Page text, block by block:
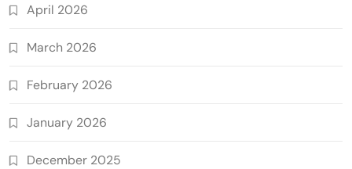
April 2026
March 2026
February 2026
January 2026
December 2025